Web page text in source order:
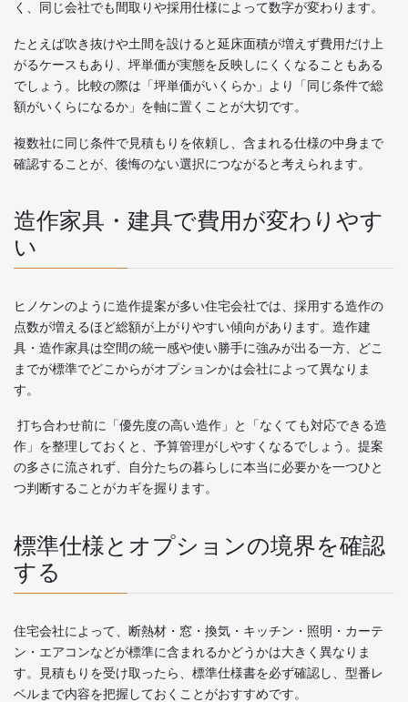
く、同じ会社でも間取りや採用仕様によって数字が変わります。
たとえば吹き抜けや土間を設けると延床面積が増えず費用だけ上
がるケースもあり、坪単価が実態を反映しにくくなることもある
でしょう。比較の際は「坪単価がいくらか」より「同じ条件で総
額がいくらになるか」を軸に置くことが大切です。
複数社に同じ条件で見積もりを依頼し、含まれる仕様の中身まで
確認することが、後悔のない選択につながると考えられます。
造作家具・建具で費用が変わりやす
い
ヒノケンのように造作提案が多い住宅会社では、採用する造作の
点数が増えるほど総額が上がりやすい傾向があります。造作建
具・造作家具は空間の統一感や使い勝手に強みが出る一方、どこ
までが標準でどこからがオプションかは会社によって異なりま
す。
打ち合わせ前に「優先度の高い造作」と「なくても対応できる造
作」を整理しておくと、予算管理がしやすくなるでしょう。提案
の多さに流されず、自分たちの暮らしに本当に必要かを一つひと
つ判断することがカギを握ります。
標準仕様とオプションの境界を確認
する
住宅会社によって、断熱材・窓・換気・キッチン・照明・カーテ
ン・エアコンなどが標準に含まれるかどうかは大きく異なりま
す。見積もりを受け取ったら、標準仕様書を必ず確認し、型番レ
ベルまで内容を把握しておくことがおすすめです。